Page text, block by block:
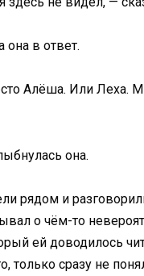
она в ответ.
Алёша. Или Леха.
она.
рядом и
о чём-то
ей доводилось
только сразу не